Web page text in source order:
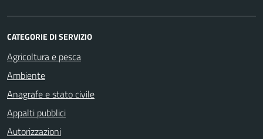
CATEGORIE DI SERVIZIO
Agricoltura e pesca
Ambiente
Anagrafe e stato civile
Appalti pubblici
Autorizzazioni